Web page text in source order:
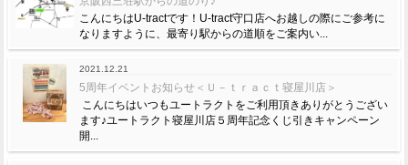
こんにちはU-tractです！U-tract守口店へお越しの際にご参考に
なりますように、最寄り駅からの道順をご案内い...
2021.12.21
5周年イベントお知らせ＜Ｕ－ｔｒａｃｔ寝屋川店＞
こんにちはいつもユートラクトをご利用頂きありがとうござい
ます♪ユートラクト寝屋川店５周年記念くじ引きキャンペーン
開...